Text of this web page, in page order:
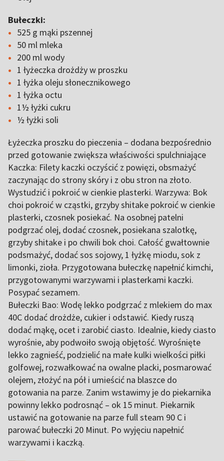
Bułeczki:
525 g mąki pszennej
50 ml mleka
200 ml wody
1 łyżeczka drożdży w proszku
1 łyżka oleju słonecznikowego
1 łyżka octu
1½ łyżki cukru
½ łyżki soli
Łyżeczka proszku do pieczenia – dodana bezpośrednio
przed gotowanie zwiększa właściwości spulchniające
Kaczka: Filety kaczki oczyścić z powięzi, obsmażyć
zaczynając do strony skóry i z obu stron na złoto.
Wystudzić i pokroić w cienkie plasterki. Warzywa: Bok
choi pokroić w cząstki, grzyby shitake pokroić w cienkie
plasterki, czosnek posiekać. Na osobnej patelni
podgrzać olej, dodać czosnek, posiekana szalotkę,
grzyby shitake i po chwili bok choi. Całość gwałtownie
podsmażyć, dodać sos sojowy, 1 łyżkę miodu, sok z
limonki, zioła. Przygotowana bułeczkę napełnić kimchi,
przygotowanymi warzywami i plasterkami kaczki.
Posypać sezamem.
Bułeczki Bao: Wodę lekko podgrzać z mlekiem do max
40C dodać drożdże, cukier i odstawić. Kiedy ruszą
dodać mąkę, ocet i zarobić ciasto. Idealnie, kiedy ciasto
wyrośnie, aby podwoiło swoją objętość. Wyrośnięte
lekko zagnieść, podzielić na małe kulki wielkości piłki
golfowej, rozwałkować na owalne placki, posmarować
olejem, złożyć na pół i umieścić na blaszce do
gotowania na parze. Zanim wstawimy je do piekarnika
powinny lekko podrosnąć – ok 15 minut. Piekarnik
ustawić na gotowanie na parze full steam 90 C i
parować bułeczki 20 Minut. Po wyjęciu napełnić
warzywami i kaczką.